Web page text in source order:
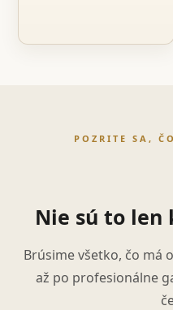
POZRITE SA,
Nie sú to len
Brúsime všetko, čo má
až po profesionálne